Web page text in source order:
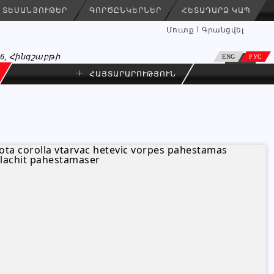
ՏԵՍԱՆՅՈՒԹԵՐ ԳՈՐԾԸՆԿԵՐՆԵՐ ՀԵՏԱԴԱՐՁ ԿԱՊ
Մուտք Գրանցվել
ENG РУС
Հինգշաբթի
+ ՀԱՅՏԱՐԱՐՈՒԹՅՈՒՆ